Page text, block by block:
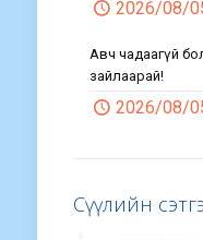
2026/08/
Авч чадаагүй
зайлаарай!
2026/08/
Сүүлийн